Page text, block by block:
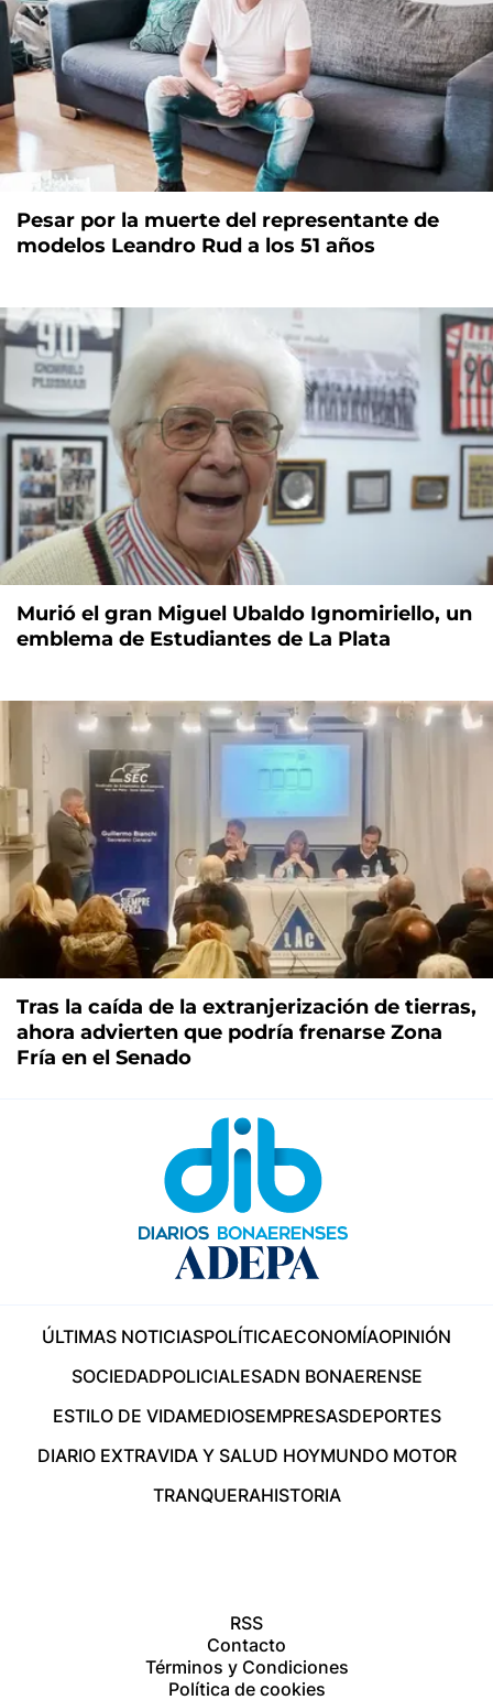
Pesar por la muerte del representante de
modelos Leandro Rud a los 51 años
Murió el gran Miguel Ubaldo Ignomiriello, un
emblema de Estudiantes de La Plata
Tras la caída de la extranjerización de tierras,
ahora advierten que podría frenarse Zona
Fría en el Senado
ÚLTIMAS NOTICIASPOLÍTICAECONOMÍAOPINIÓN
SOCIEDADPOLICIALESADN BONAERENSE
ESTILO DE VIDAMEDIOSEMPRESASDEPORTES
DIARIO EXTRAVIDA Y SALUD HOYMUNDO MOTOR
TRANQUERAHISTORIA
RSS
Contacto
Términos y Condiciones
Política de cookies